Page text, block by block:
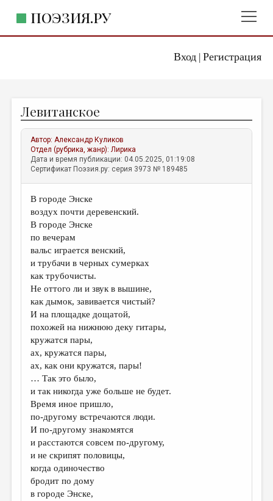
Вход| Регистрация
ПОЭЗИЯ.РУ
ЖАНРЫ
АВТОРЫ
КОММЕНТАРИИ
ЛИТСАЛОН
НОВОСТИ
ПРАВИЛА САЙТА
ОТДЕЛЫ И РУБРИКИ
ИЗБРАННОЕ
ДАЙДЖЕСТ
ПРОИЗВЕДЕНИЯ
ПЕРЕВОДЫ
КОНКУРСЫ
ДЕТСКАЯ КОМНАТА
КНИЖНАЯ ПОЛКА
ОБЗОР ЛИТЕРАТУРЫ
СТРАНИЦЫ ПАМЯТИ
ОБЪЯВЛЕНИЯ
КОЛОНКА РЕДАКТОРА
Левитанское
Автор:Александр Куликов
Отдел (рубрика, жанр):Лирика
Дата и время публикации: 04.05.2025, 01:19:08
Сертификат Поэзия.ру: серия 3973 № 189485
В городе Энске
воздух почти деревенский.
В городе Энске
по вечерам
вальс играется венский,
и трубачи в черных сумерках
как трубочисты.
Не оттого ли и звук в вышине,
как дымок, завивается чистый?
И на площадке дощатой,
похожей на нижнюю деку гитары,
кружатся пары,
ах, кружатся пары,
ах, как они кружатся, пары!
… Так это было,
и так никогда уже больше не будет.
Время иное пришло,
по-другому встречаются люди.
И по-другому знакомятся
и расстаются совсем по-другому,
и не скрипят половицы,
когда одиночество
бродит по дому
в городе Энске,